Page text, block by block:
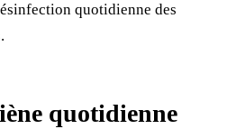
quotidienne des
quotidienne